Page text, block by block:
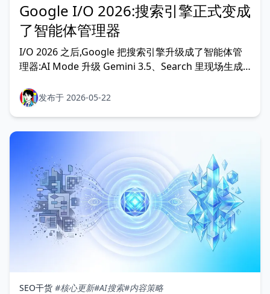
Google I/O 2026:搜索引擎正式变成
了智能体管理器
I/O 2026 之后,Google 把搜索引擎升级成了智能体管
理器:AI Mode 升级 Gemini 3.5、Search 里现场生成
WebMCP 和 llms.txt 纳入审计。从 SEO 服务者和
GEO 探索者两个角度,给客户的四条清单。
发布于 2026-05-22
SEO干货 #核心更新#AI搜索#内容策略